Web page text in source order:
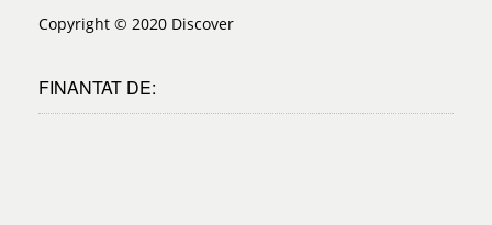
Copyright © 2020 Discover
FINANTAT DE: